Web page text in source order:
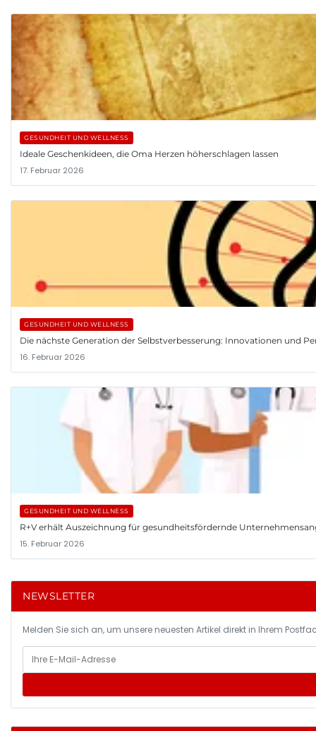
GESUNDHEIT UND WELLNESS
Ideale Geschenkideen, die Oma Herzen höherschlagen lassen
17. Februar 2026
GESUNDHEIT UND WELLNESS
Die nächste Generation der Selbstverbesserung: Innovationen und
16. Februar 2026
GESUNDHEIT UND WELLNESS
R+V erhält Auszeichnung für gesundheitsfördernde
15. Februar 2026
NEWSLETTER
Melden Sie sich an, um unsere neuesten Artikel direkt in Ihrem